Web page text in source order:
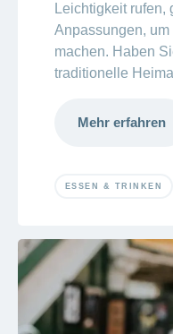
Leichtigkeit rufen,
Anpassungen,
machen. Haben
traditionelle
Mehr erfahren
ESSEN & TRINKEN